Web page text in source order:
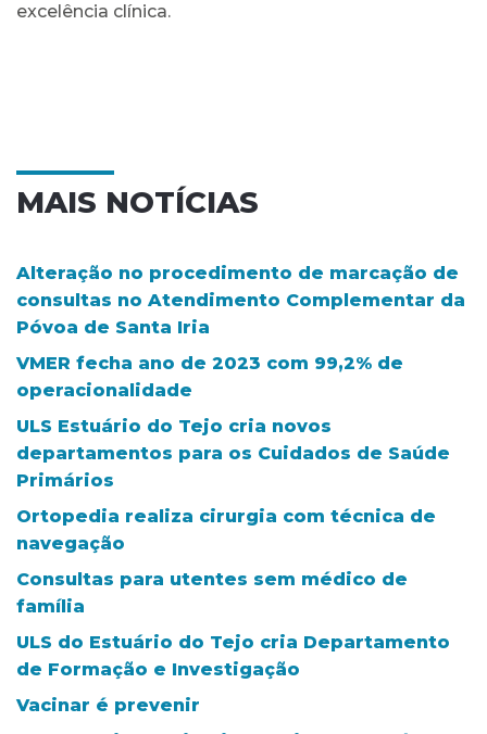
excelência clínica.
MAIS NOTÍCIAS
Alteração no procedimento de marcação de
consultas no Atendimento Complementar da
Póvoa de Santa Iria
VMER fecha ano de 2023 com 99,2% de
operacionalidade
ULS Estuário do Tejo cria novos
departamentos para os Cuidados de Saúde
Primários
Ortopedia realiza cirurgia com técnica de
navegação
Consultas para utentes sem médico de
família
ULS do Estuário do Tejo cria Departamento
de Formação e Investigação
Vacinar é prevenir